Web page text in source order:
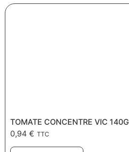
TOMATE CONCENTRE VIC 140G
0,94 € TTC